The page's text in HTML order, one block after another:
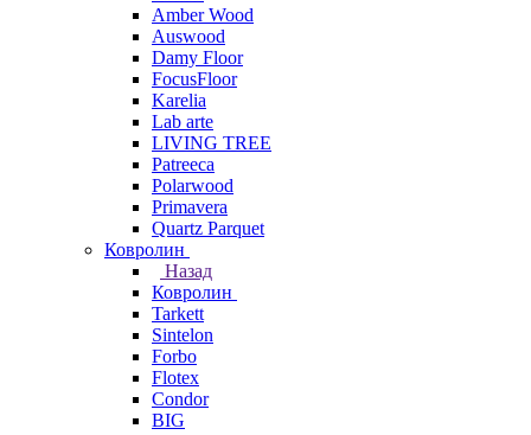
Amber Wood
Auswood
Damy Floor
FocusFloor
Karelia
Lab arte
LIVING TREE
Patreeca
Polarwood
Primavera
Quartz Parquet
Ковролин
Назад
Ковролин
Tarkett
Sintelon
Forbo
Flotex
Condor
BIG